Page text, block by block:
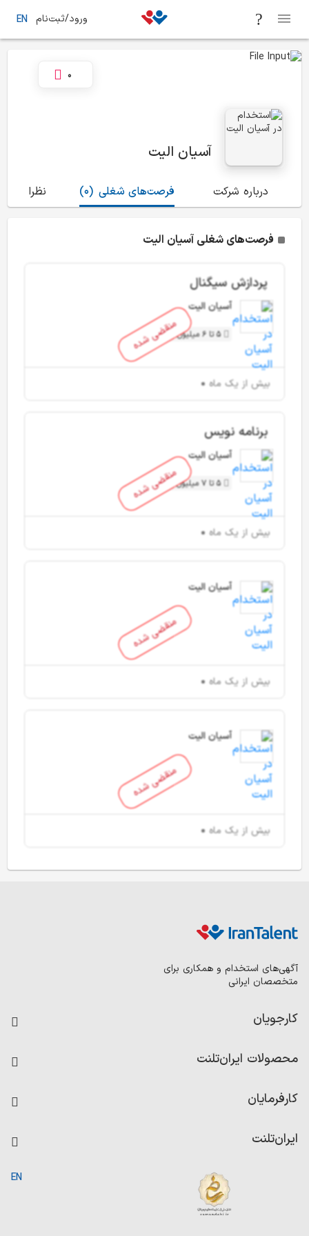
ورود/ثبت‌نام EN
آسیان الیت
0
درباره شرکت (0) فرصت‌های شغلی نظرات
فرصت‌های شغلی آسیان الیت
منقضی شده
پردازش سیگنال
آسیان الیت
5 تا 6 میلیون تومان
بیش از یک ماه
منقضی شده
برنامه نویس
آسیان الیت
5 تا 7 میلیون تومان
بیش از یک ماه
منقضی شده
آسیان الیت
بیش از یک ماه
منقضی شده
آسیان الیت
بیش از یک ماه
آگهی‌های استخدام و همکاری برای
متخصصان ایرانی
کارجویان
رزومه ساز
امتیاز شرکت‌ها
محصولات ایران‌تلنت
کاردیکس
کارفرمایان
ایران‌تلنت
EN